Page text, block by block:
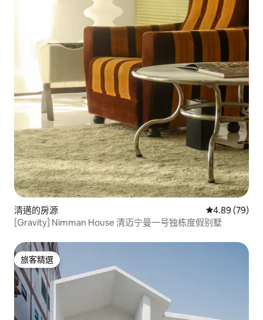
清邁的房源 從 79 則評價
4.89 (79)
[Gravity] Nimman House 清迈宁曼一号独栋度假别墅
旅客精選
旅客精選